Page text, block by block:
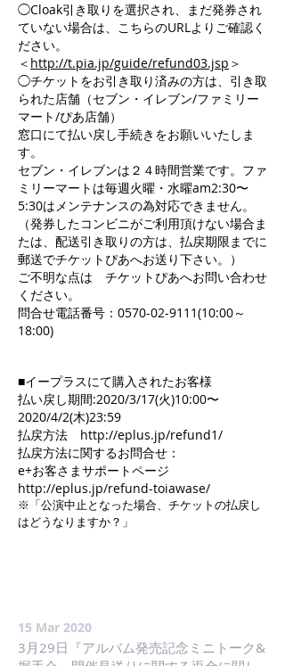
◯Cloak引き取りを選択され、まだ発券され
ていない場合は、こちらのURLよりご確認く
ださい。
＜ http://t.pia.jp/guide/refund03.jsp ＞
◯チケットをお引き取り済みの方は、引き取
られた店舗（セブン・イレブン/ファミリー
マート/ぴあ店舗）
窓口にて払い戻し手続きをお願いいたしま
す。
セブン・イレブンは２４時間営業です。ファ
ミリーマートは毎週火曜・水曜am2:30〜
5:30はメンテナンスの為対応できません。
（発券したコンビニがご利用頂けない場合ま
たは、配送引き取りの方は、払戻期限までに
郵送でチケットぴあへお送り下さい。）
ご不明な点は チケットぴあへお問い合わせ
ください。
問合せ電話番号：0570-02-9111(10:00～
18:00)
■イープラスにて購入されたお客様
払い戻し期間:2020/3/17(火)10:00〜
2020/4/2(木)23:59
払戻方法 http://eplus.jp/refund1/
払戻方法に関するお問合せ：
e+お客さまサポートページ
http://eplus.jp/refund-toiawase/
※「公演中止となった場合、チケットの払戻し
はどうなりますか？」
15 Mar 2020
3月29日『アルバム発売記念ミニトーク&